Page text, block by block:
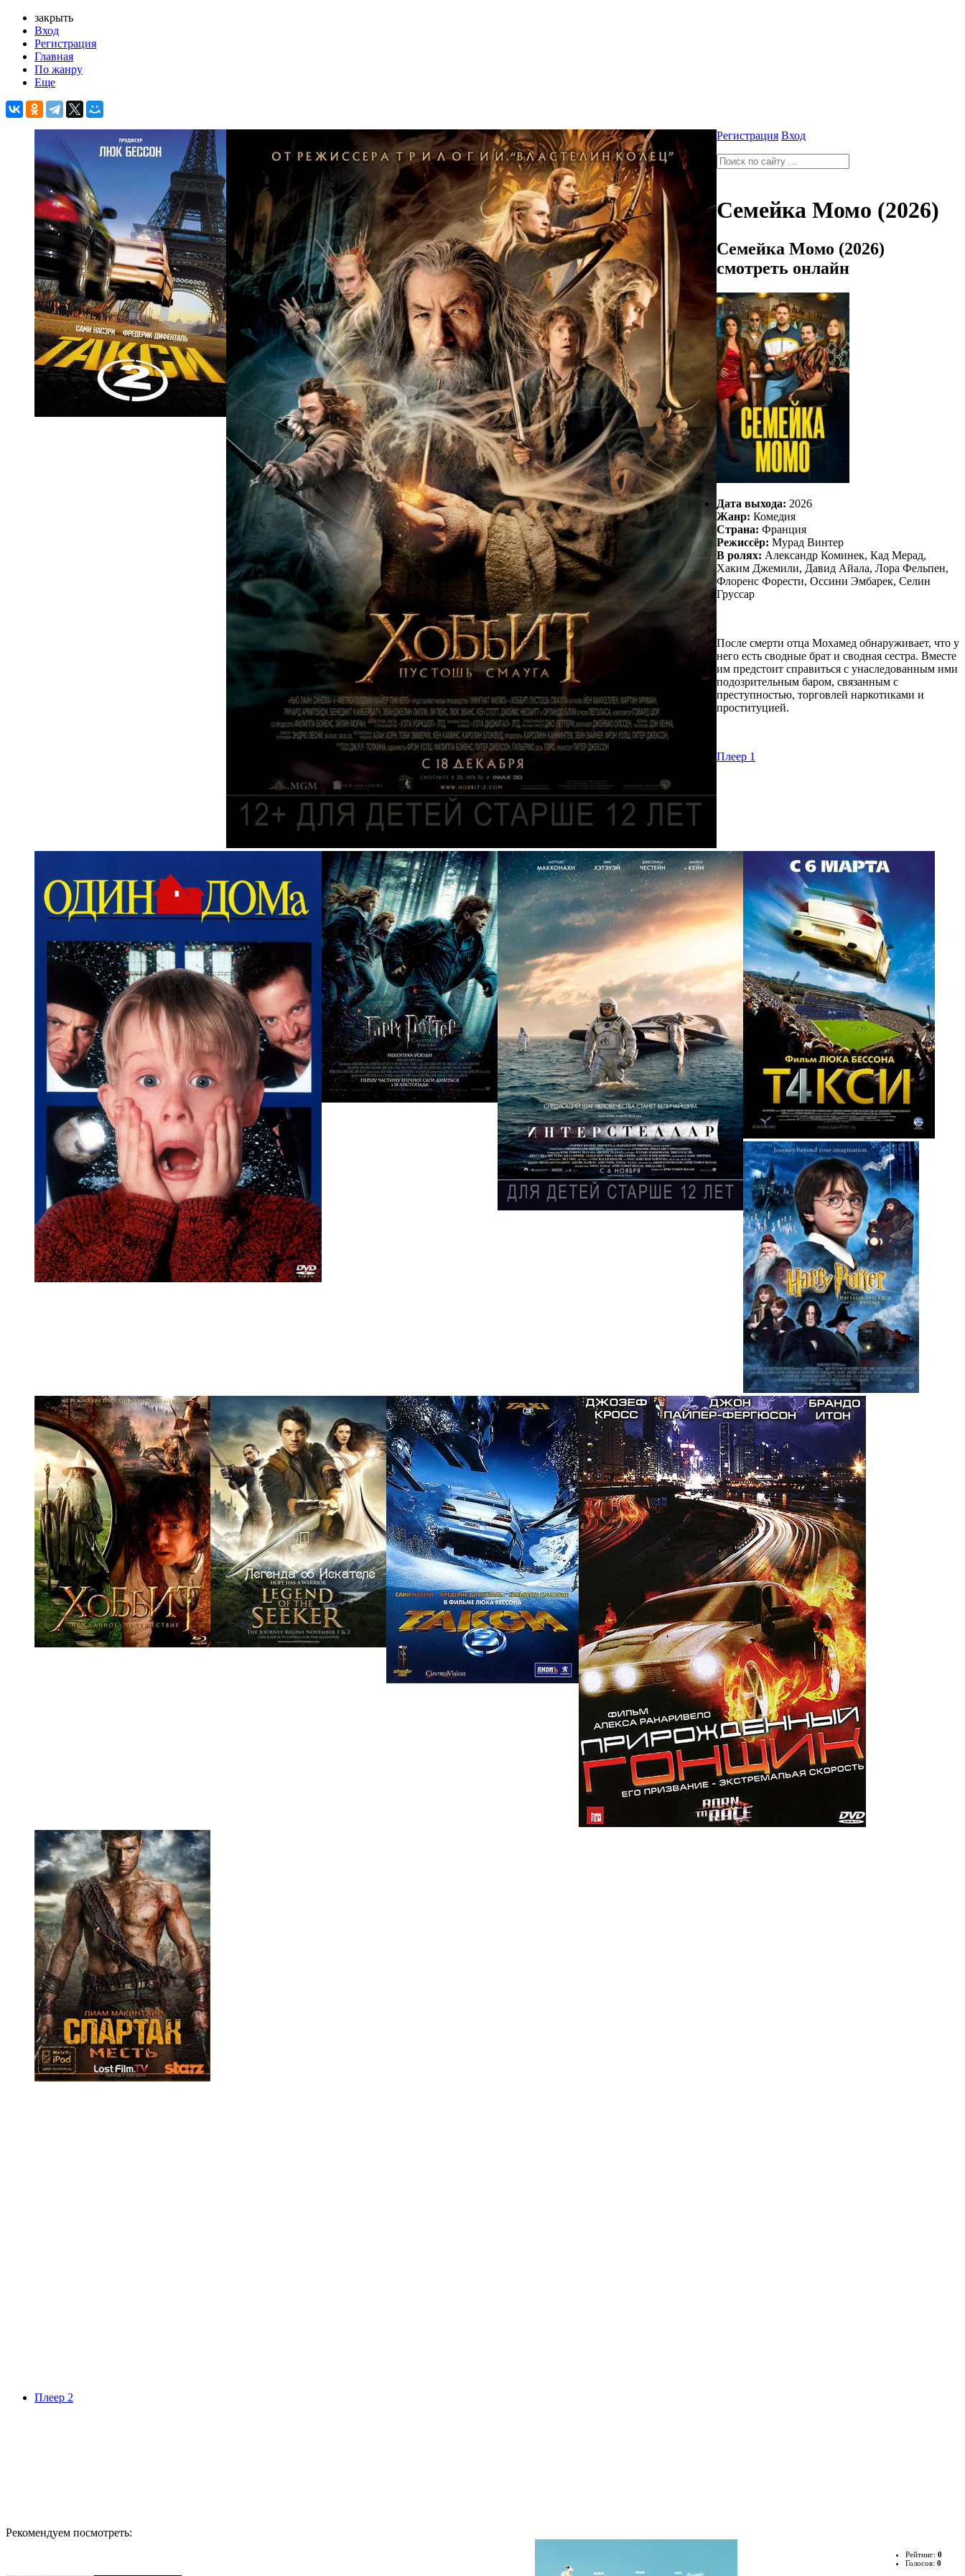
закрыть
Вход
Регистрация
Главная
По жанру
Еще
Регистрация Вход
Семейка Момо (2026)
Семейка Момо (2026)
смотреть онлайн
Дата выхода: 2026
Жанр: Комедия
Страна: Франция
Режиссёр: Мурад Винтер
В ролях: Александр Коминек, Кад Мерад,
Хаким Джемили, Давид Айала, Лора Фельпен,
Флоренс Форести, Оссини Эмбарек, Селин
Груссар
После смерти отца Мохамед обнаруживает, что у
него есть сводные брат и сводная сестра. Вместе
им предстоит справиться с унаследованным ими
подозрительным баром, связанным с
преступностью, торговлей наркотиками и
проституцией.
Плеер 1
Плеер 2
Рекомендуем посмотреть:
Рейтинг: 0
Голосов: 0